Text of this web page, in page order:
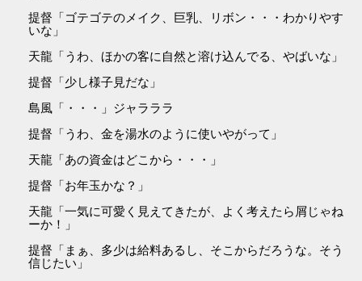
提督「ゴテゴテのメイク、巨乳、リボン・・・わかりやす
いな」
天龍「うわ、ほかの客に自然と溶け込んでる、やばいな」
提督「少し様子見だな」
島風「・・・」ジャラララ
提督「うわ、金を湯水のように使いやがって」
天龍「あの資金はどこから・・・」
提督「お年玉かな？」
天龍「一気に可愛く見えてきたが、よく考えたら屑じゃね
ーか！」
提督「まぁ、多少は給料あるし、そこからだろうな。そう
信じたい」